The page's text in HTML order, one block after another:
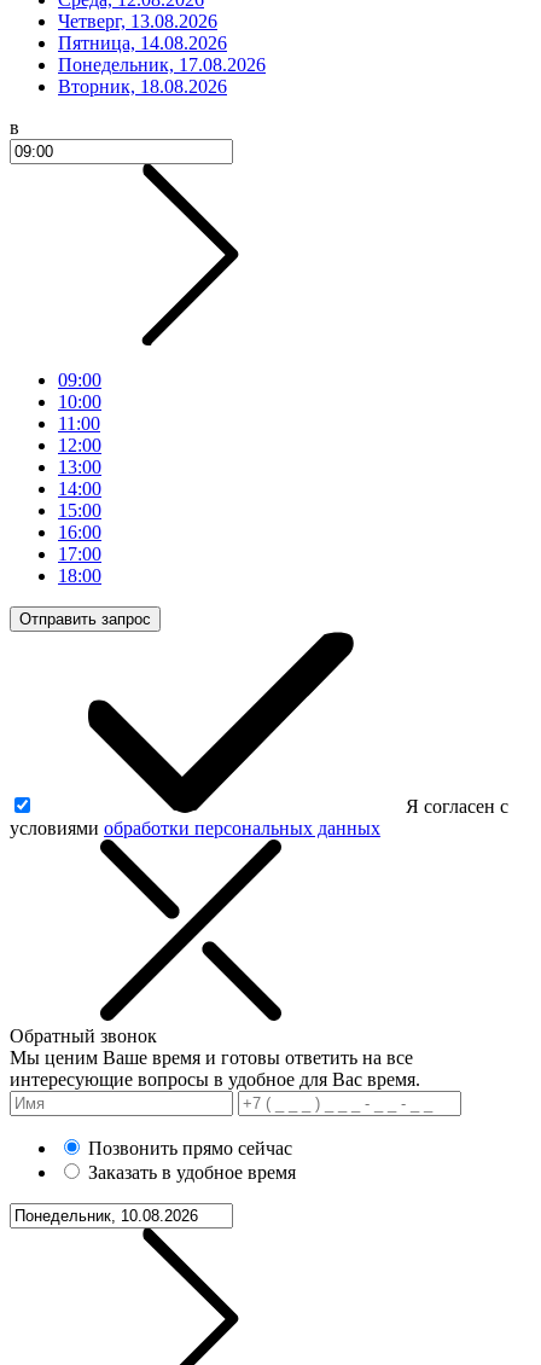
Четверг, 13.08.2026
Пятница, 14.08.2026
Понедельник, 17.08.2026
Вторник, 18.08.2026
в
09:00
10:00
11:00
12:00
13:00
14:00
15:00
16:00
17:00
18:00
Отправить запрос
Я согласен с
условиями обработки персональных данных
Обратный звонок
Мы ценим Ваше время и готовы ответить на все
интересующие вопросы в удобное для Вас время.
Позвонить прямо сейчас
Заказать в удобное время